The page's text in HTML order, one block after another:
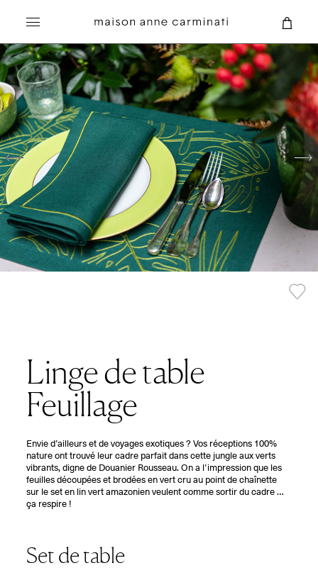
Linge de table
Feuillage
Envie d’ailleurs et de voyages exotiques ?Vos réceptions 100%
nature ont trouvé leur cadre parfait dans cette jungle aux verts
vibrants, digne de Douanier Rousseau. On a l’impression que les
feuilles découpées et brodées en vert cru au point de chaînette
sur le set en lin vert amazonien veulent comme sortir du cadre …
ça respire !
Set de table
Recherche